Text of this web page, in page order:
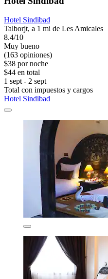
Hotel Sindibad
Talborjt, a 1 mi de Les Amicales
8.4/10
Muy bueno
(163 opiniones)
$38 por noche
$44 en total
1 sept - 2 sept
Total con impuestos y cargos
Hotel Sindibad